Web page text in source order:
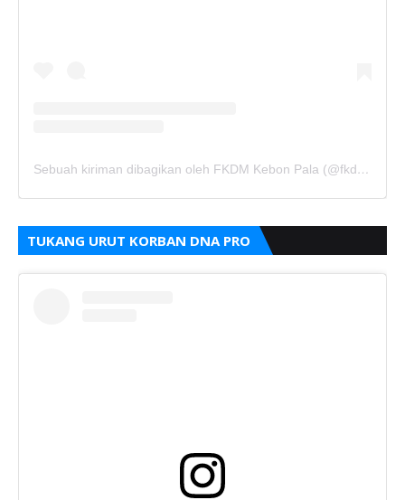
Sebuah kiriman dibagikan oleh FKDM Kebon Pala (@fkdm_kebonpala)
TUKANG URUT KORBAN DNA PRO